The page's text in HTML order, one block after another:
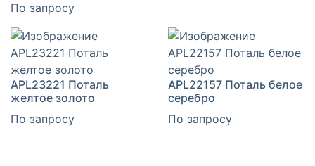
По запросу
APL23221 Поталь
желтое золото
По запросу
APL22157 Поталь белое
серебро
По запросу